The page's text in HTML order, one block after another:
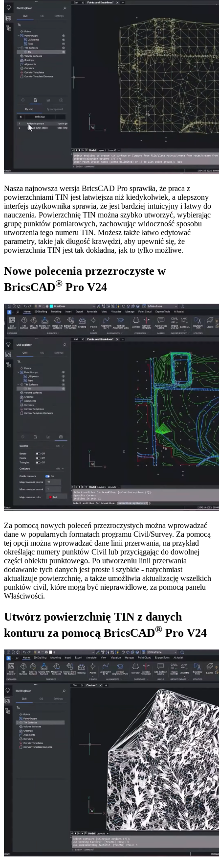
Nasza najnowsza wersja BricsCAD Pro sprawiła, że praca z
powierzchniami TIN jest łatwiejsza niż kiedykolwiek, a ulepszony
interfejs użytkownika sprawia, że jest bardziej intuicyjny i łatwy do
nauczenia. Powierzchnię TIN można szybko utworzyć, wybierając
grupę punktów pomiarowych, zachowując widoczność sposobu
utworzenia tego numeru TIN. Możesz także łatwo edytować
parametry, takie jak długość krawędzi, aby upewnić się, że
powierzchnia TIN jest tak dokładna, jak to tylko możliwe.
Nowe polecenia przezroczyste w
BricsCAD® Pro V24
Za pomocą nowych poleceń przezroczystych można wprowadzać
dane w popularnych formatach programu Civil/Survey. Za pomocą
tej opcji można wprowadzać dane linii przerwania, na przykład
określając numery punktów Civil lub przyciągając do dowolnej
części obiektu punktowego. Po utworzeniu linii przerwania
dodawanie tych danych jest proste i szybkie - natychmiast
aktualizuje powierzchnię, a także umożliwia aktualizację wszelkich
punktów civil, które mogą być nieprawidłowe, za pomocą panelu
Właściwości.
Utwórz powierzchnię TIN z danych
konturu za pomocą BricsCAD® Pro V24